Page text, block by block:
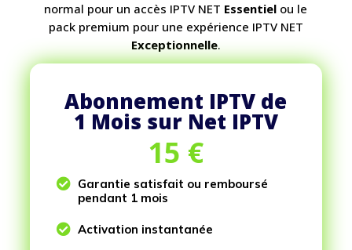
normal pour un accès IPTV NET Essentiel ou le
pack premium pour une expérience IPTV NET
Exceptionnelle.
Abonnement IPTV de
1 Mois sur Net IPTV
15 €
 Garantie satisfait ou remboursé
pendant 1 mois
 Activation instantanée